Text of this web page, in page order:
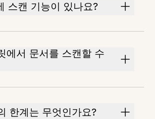
스캔 기능이 있나요?
에서 문서를 스캔할 수
한계는 무엇인가요?